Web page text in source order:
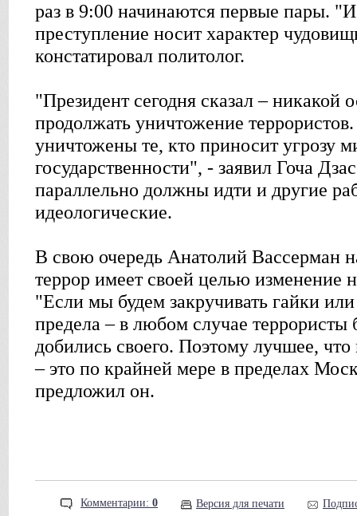
раз в 9:00 начинаются первые пары. "И
преступление носит характер
констатировал политолог.
"Президент сегодня сказал – никакой
продолжать уничтожение
уничтожены те, кто приносит угрозу
государственности", - заявил Гоча
параллельно должны идти и другие
идеологические.
В свою очередь Анатолий Вассерман
террор имеет своей целью изменение
"Если мы будем закручивать гайки
предела – в любом случае террористы
добились своего. Поэтому лучшее,
– это по крайней мере в пределах
предложил он.
Комментарии: 0 Версия для печати